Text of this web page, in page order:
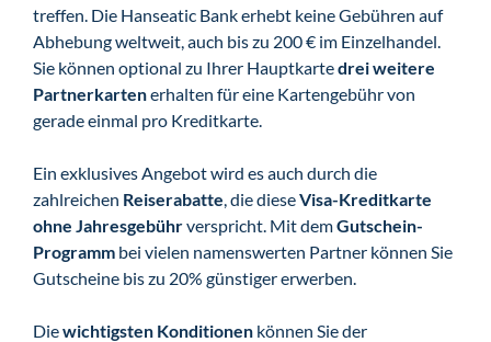
treffen. Die Hanseatic Bank erhebt keine Gebühren auf
Abhebung weltweit, auch bis zu 200 € im Einzelhandel.
Sie können optional zu Ihrer Hauptkartedrei weitere
Partnerkartenerhalten für eine Kartengebühr von
gerade einmal pro Kreditkarte.
Ein exklusives Angebot wird es auch durch die
zahlreichen Reiserabatte, die dieseVisa-Kreditkarte
ohne Jahresgebührverspricht. Mit demGutschein-
Programm bei vielen namenswerten Partner können Sie
Gutscheine bis zu 20% günstiger erwerben.
Diewichtigsten Konditionen können Sie der